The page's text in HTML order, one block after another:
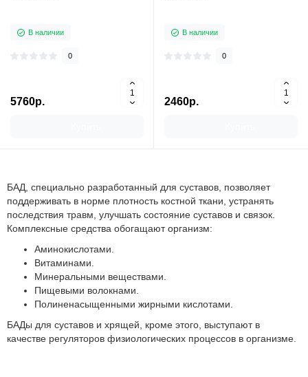
В наличии
0
5760р.
В наличии
0
2460р.
БАД, специально разработанный для суставов, позволяет
поддерживать в норме плотность костной ткани, устранять
последствия травм, улучшать состояние суставов и связок.
Комплексные средства обогащают организм:
Аминокислотами.
Витаминами.
Минеральными веществами.
Пищевыми волокнами.
Полиненасыщенными жирными кислотами.
БАДы для суставов и хрящей, кроме этого, выступают в
качестве регуляторов физиологических процессов в организме.